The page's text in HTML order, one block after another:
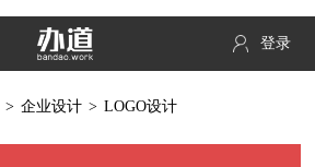
登录
> 企业设计 > LOGO设计